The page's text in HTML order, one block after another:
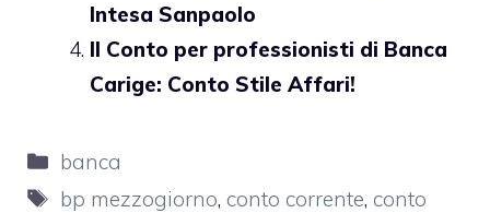
Intesa Sanpaolo
Il Conto per professionisti di Banca
Carige: Conto Stile Affari!
Categorie
banca
Tag
bp mezzogiorno, conto corrente, conto